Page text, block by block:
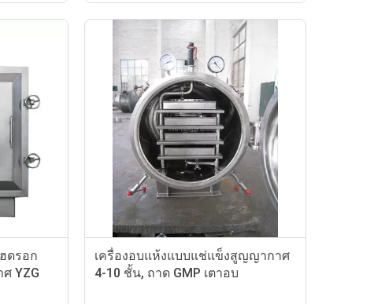
ดรอก
YZG
เครื่องอบแห้งแบบแช่แข็งสูญญากาศ
4-10 ชั้น, ถาด GMP เตาอบ